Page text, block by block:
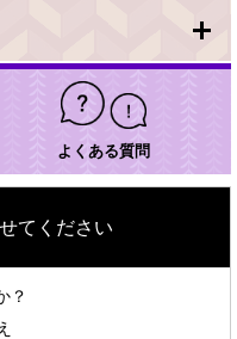
よくある質問
てください
？